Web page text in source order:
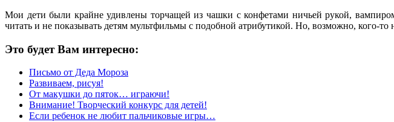
Мои дети были крайне удивлены торчащей из чашки с конфетами ничьей рукой,
читать и не показывать детям мультфильмы с подобной атрибутикой. Но, возможно, кого-
Это будет Вам интересно:
Письмо от Деда Мороза
Развиваем, рисуя!
От макушки до пяток… играючи!
Внимание! Творческий конкурс для детей!
Если ребенок не любит пальчиковые игры…